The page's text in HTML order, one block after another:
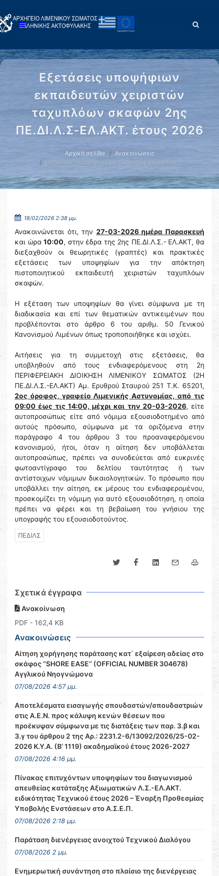
Εξετάσεις υποψήφιων
εκπαιδευτών χειριστών
ταχυπλόων σκαφών 2ης
ΠΕ.ΔΙ.Λ.Σ-ΕΛ.ΑΚΤ. έτους 2026
Αρχική σελίδα
Ανακοινώσεις
Εξετάσεις υποψήφιων εκπαιδευτών χειριστών …
18/02/2026 2:38 μμ.
Ανακοινώνεται ότι, την 27-03-2026 ημέρα Παρασκευή
και ώρα10:00, στην έδρα της 2ης ΠΕ.ΔΙ.Λ.Σ.- ΕΛ.ΑΚΤ, θα
διεξαχθούν οι θεωρητικές (γραπτές) και πρακτικές
εξετάσεις των υποψηφίων για την απόκτηση
πιστοποιητικού εκπαιδευτή χειριστών ταχυπλόων
σκαφών.
Η εξέταση των υποψηφίων θα γίνει σύμφωνα με τη
διαδικασία και επί των θεματικών αντικειμένων που
προβλέπονται στο άρθρο 6 του αριθμ. 50 Γενικού
Κανονισμού Λιμένων όπως τροποποιήθηκε και ισχύει.
Αιτήσεις για τη συμμετοχή στις εξετάσεις, θα
υποβληθούν από τους ενδιαφερόμενους στη 2η
ΠΕΡΙΦΕΡΕΙΑΚΗ ΔΙΟΙΚΗΣΗ ΛΙΜΕΝΙΚΟΥ ΣΩΜΑΤΟΣ (2Η
ΠΕ.ΔΙ.Λ.Σ.-ΕΛ.ΑΚΤ) Αμ. Ερυθρού Σταυρού 251 Τ.Κ. 65201,
2oς όροφος, γραφείο Λιμενικής Αστυνομίας, από τις
09:00 έως τις 14:00, μέχρι και την 20-03-2026, είτε
αυτοπροσώπως είτε από νόμιμα εξουσιοδοτημένο από
αυτούς πρόσωπο, σύμφωνα με τα οριζόμενα στην
παράγραφο 4 του άρθρου 3 του προαναφερόμενου
κανονισμού, ήτοι, όταν η αίτηση δεν υποβάλλεται
αυτοπροσώπως, πρέπει να συνοδεύεται από ευκρινές
φωτοαντίγραφο του δελτίου ταυτότητας ή των
αντίστοιχων νόμιμων δικαιολογητικών. Το πρόσωπο που
υποβάλλει την αίτηση, εκ μέρους του ενδιαφερομένου,
προσκομίζει τη νόμιμη για αυτό εξουσιοδότηση, η οποία
πρέπει να φέρει και τη βεβαίωση του γνήσιου της
υπογραφής του εξουσιοδοτούντος.
ΠΕΔΙΛΣ
Σχετικά έγγραφα
Ανακοίνωση
PDF - 162,4 KB
Ανακοινώσεις
Αίτηση χορήγησης παράτασης κατ΄ εξαίρεση αδείας στο
σκάφος ‘’SHORE EASE’’ (OFFICIAL NUMBER 304678)
Αγγλικού Νηογνώμονα
07/08/2026 4:57 μμ.
Αποτελέσματα εισαγωγής σπουδαστών/σπουδαστριών
στις Α.Ε.Ν. προς κάλυψη κενών θέσεων που
προέκυψαν σύμφωνα με τις διατάξεις των παρ. 3.β και
3.γ του άρθρου 2 της Αρ.: 2231.2-6/13092/2026/25-02-
2026 Κ.Υ.Α. (Β’ 1119) ακαδημαϊκού έτους 2026-2027
07/08/2026 4:16 μμ.
Πίνακας επιτυχόντων υποψηφίων του διαγωνισμού
απευθείας κατάταξης Αξιωματικών Λ.Σ.-ΕΛ.ΑΚΤ.
ειδικότητας Τεχνικού έτους 2026 – Έναρξη Προθεσμίας
Υποβολής Ενστάσεων στο Α.Σ.Ε.Π.
07/08/2026 2:18 μμ.
Παράταση διενέργειας ανοιχτού Τεχνικού Διαλόγου
07/08/2026 2 μμ.
Ενημερωτική συνάντηση στο πλαίσιο της διενέργειας